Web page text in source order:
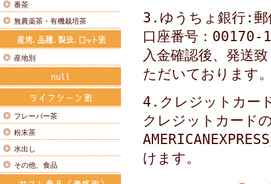
番茶
無農薬茶・有機栽培茶
産地別
null
フレーバー茶
粉末茶
水出し
その他、食品
3.ゆうちょ銀行:郵
口座番号：
入金確認後、発送
ただいております
4.クレジットカー
クレジットカード
けます。